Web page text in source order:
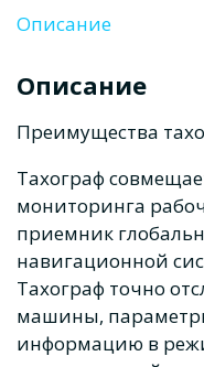
Описание
Описание
Преимущества
Тахограф
мониторинга
приемник
навигационной
Тахограф точно
машины,
информацию в